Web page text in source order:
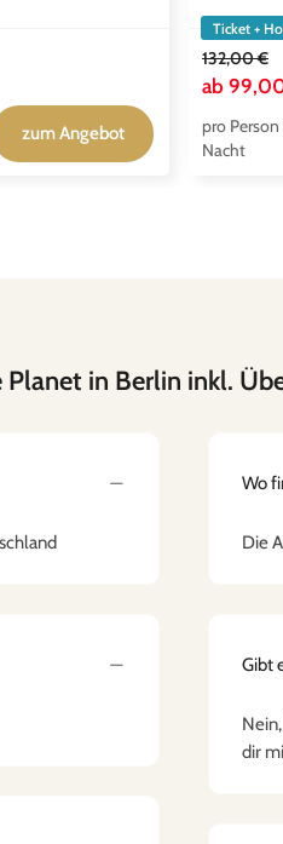
zum Angebot
Ticket +
132,00 €
ab
pro Person
Nacht
Planet in Berlin inkl.
Wo
Die
Gibt
dir